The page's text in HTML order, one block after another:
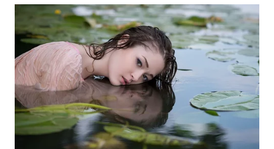
WN
SUMEDANG
WN
CIANJUR
WN
KEPULAUAN
SERIBU